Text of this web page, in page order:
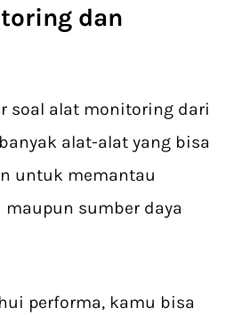
dan
soal alat monitoring dari
alat-alat yang bisa
untuk memantau
sumber daya
performa, kamu bisa